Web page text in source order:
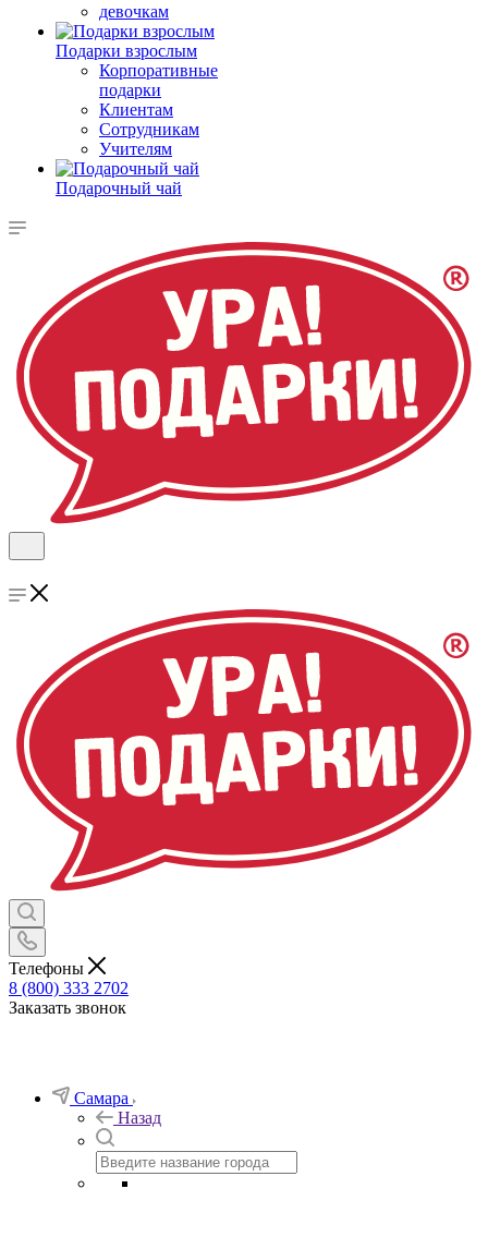
девочкам
Подарки взрослым
Корпоративные
подарки
Клиентам
Сотрудникам
Учителям
Подарочный чай
Телефоны
8 (800) 333 2702
Заказать звонок
Самара
Назад